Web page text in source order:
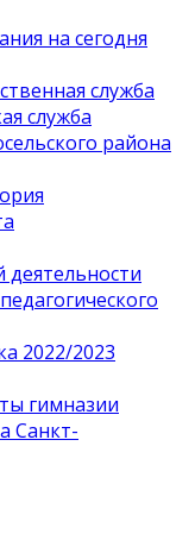
на сегодня
служба
служба
района
2022/2023
гимназии
Санкт-